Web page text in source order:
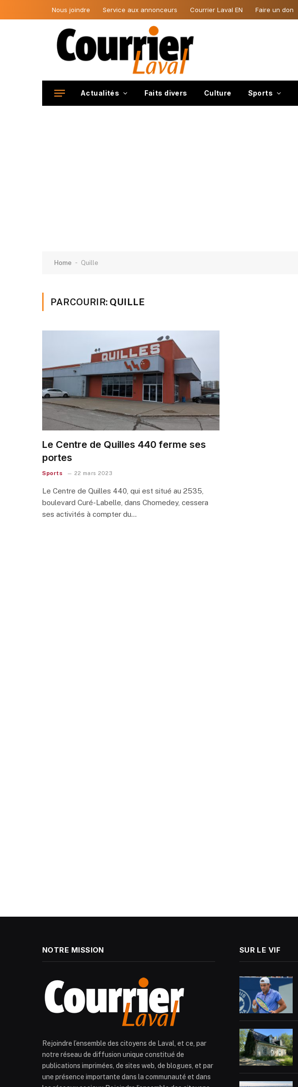
Nous joindre Service aux annonceurs Courrier Laval EN Faire un don
Actualités Faits divers Culture Sports
Home - Quille
PARCOURIR: QUILLE
Le Centre de Quilles 440 ferme ses
portes
Sports 22 mars 2023
Le Centre de Quilles 440, qui est situé au 2535,
boulevard Curé-Labelle, dans Chomedey, cessera
ses activités à compter du…
NOTRE MISSION
Rejoindre l’ensemble des citoyens de Laval, et ce, par
notre réseau de diffusion unique constitué de
publications imprimées, de sites web, de blogues, et par
une présence importante dans la communauté et dans
SUR LE VIF